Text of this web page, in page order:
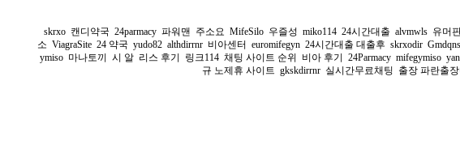
skrxo 캔디약국 24parmacy 파워맨 주소요 MifeSilo 우즐성 miko114 24시간대출 alvmwls 유머
소 ViagraSite 24 약국 yudo82 althdirrnr 비아센터 euromifegyn 24시간대출 대출후 skrxodir
ymiso 마나토끼 시 알 리스 후기 링크114 채팅 사이트 순위 비아 후기 24Parmacy mifegymiso
규 노제휴 사이트 gkskdirrnr 실시간무료채팅 출장 파란출장